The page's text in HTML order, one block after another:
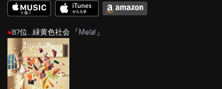
●87位…緑黄色社会 「 Mela! 」